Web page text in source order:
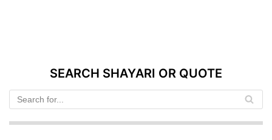
SEARCH SHAYARI OR QUOTE